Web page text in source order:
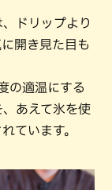
ドリップより
開き見た目も
の適温にする
あえて氷を使
ています。